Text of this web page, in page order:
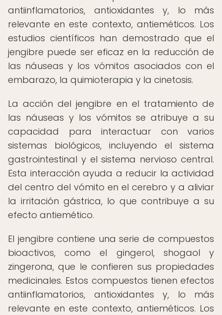
antiinflamatorios, antioxidantes y, lo más
relevante en este contexto, antieméticos. Los
estudios científicos han demostrado que el
jengibre puede ser eficaz en la reducción de
las náuseas y los vómitos asociados con el
embarazo, la quimioterapia y la cinetosis.
La acción del jengibre en el tratamiento de
las náuseas y los vómitos se atribuye a su
capacidad para interactuar con varios
sistemas biológicos, incluyendo el sistema
gastrointestinal y el sistema nervioso central.
Esta interacción ayuda a reducir la actividad
del centro del vómito en el cerebro y a aliviar
la irritación gástrica, lo que contribuye a su
efecto antiemético.
El jengibre contiene una serie de compuestos
bioactivos, como el gingerol, shogaol y
zingerona, que le confieren sus propiedades
medicinales. Estos compuestos tienen efectos
antiinflamatorios, antioxidantes y, lo más
relevante en este contexto, antieméticos. Los